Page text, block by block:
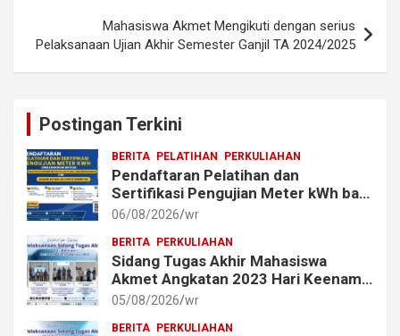
Mahasiswa Akmet Mengikuti dengan serius
Pelaksanaan Ujian Akhir Semester Ganjil TA 2024/2025
Postingan Terkini
BERITA PELATIHAN PERKULIAHAN
Pendaftaran Pelatihan dan
Sertifikasi Pengujian Meter kWh bagi
Mahasiswa dan Alumni Akmet
06/08/2026 wr
BERITA PERKULIAHAN
Sidang Tugas Akhir Mahasiswa
Akmet Angkatan 2023 Hari Keenam
Berlangsung Lancar
05/08/2026 wr
BERITA PERKULIAHAN